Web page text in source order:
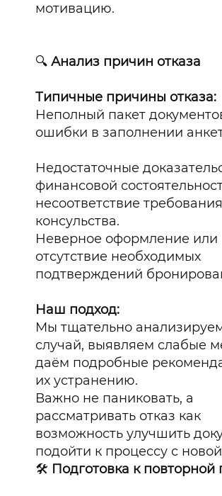
мотивацию.
🔍Анализ причин отказа
Типичные причины отказа:
Неполный пакет
ошибки в заполнении
Недостаточные
финансовой
несоответствие
консульства.
Неверное оформление или
отсутствие необходимых
подтверждений
Наш подход:
Мы тщательно
случай, выявляем слабые
даём подробные
их устранению.
Важно не паниковать, а
рассматривать отказ как
возможность улучшить
подойти к процессу с
🛠️ Подготовка к повторной